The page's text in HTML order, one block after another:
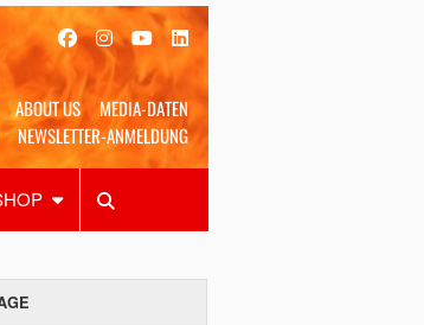
ABOUT US
MEDIA-DATEN
NEWSLETTER-ANMELDUNG
SUCHEN